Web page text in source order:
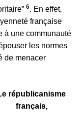
6. En effet,
française
à une communauté
les normes
de menacer
républicanisme
français,